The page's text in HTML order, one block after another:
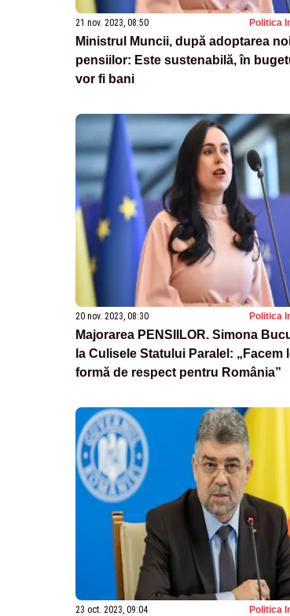
21 nov. 2023, 08:50 Politica
Ministrul Muncii, după adoptarea
pensiilor: Este sustenabilă, în
vor fi bani
20 nov. 2023, 08:30 Politica
Majorarea PENSIILOR. Simona
la Culisele Statului Paralel: „Facem
formă de respect pentru România”
23 oct. 2023, 09:04 Politica